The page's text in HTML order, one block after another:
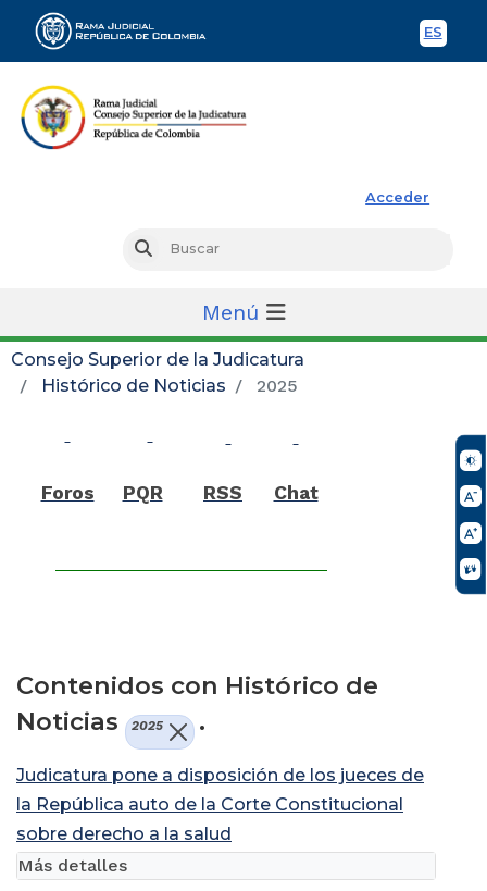
ES
Acceder
Buscar
Menú
Consejo Superior de la Judicatura
Histórico de Noticias
2025
Foros PQR RSS Chat
Contenidos con Histórico de
Noticias
2025 .
Judicatura pone a disposición de los jueces de
la República auto de la Corte Constitucional
sobre derecho a la salud
Más detalles